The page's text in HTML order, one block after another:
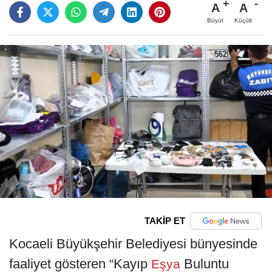
A
Büyüt
A
Küçült
TAKİP ET
Kocaeli Büyükşehir Belediyesi bünyesinde
faaliyet gösteren “Kayıp Eşya Buluntu